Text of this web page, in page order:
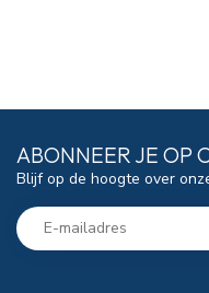
ABONNEER JE OP
Blijf op de hoogte over